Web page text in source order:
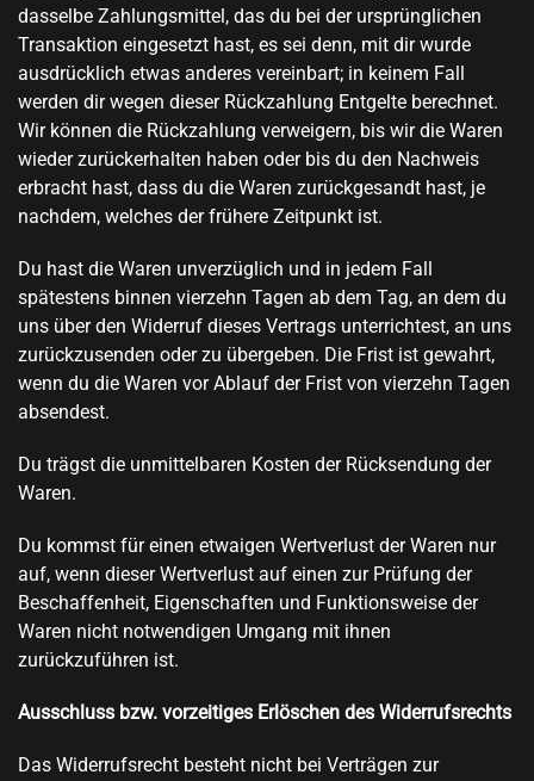
dasselbe Zahlungsmittel, das du bei der ursprünglichen
Transaktion eingesetzt hast, es sei denn, mit dir wurde
ausdrücklich etwas anderes vereinbart; in keinem Fall
werden dir wegen dieser Rückzahlung Entgelte berechnet.
Wir können die Rückzahlung verweigern, bis wir die Waren
wieder zurückerhalten haben oder bis du den Nachweis
erbracht hast, dass du die Waren zurückgesandt hast, je
nachdem, welches der frühere Zeitpunkt ist.
Du hast die Waren unverzüglich und in jedem Fall
spätestens binnen vierzehn Tagen ab dem Tag, an dem du
uns über den Widerruf dieses Vertrags unterrichtest, an uns
zurückzusenden oder zu übergeben. Die Frist ist gewahrt,
wenn du die Waren vor Ablauf der Frist von vierzehn Tagen
absendest.
Du trägst die unmittelbaren Kosten der Rücksendung der
Waren.
Du kommst für einen etwaigen Wertverlust der Waren nur
auf, wenn dieser Wertverlust auf einen zur Prüfung der
Beschaffenheit, Eigenschaften und Funktionsweise der
Waren nicht notwendigen Umgang mit ihnen
zurückzuführen ist.
Ausschluss bzw. vorzeitiges Erlöschen des Widerrufsrechts
Das Widerrufsrecht besteht nicht bei Verträgen zur